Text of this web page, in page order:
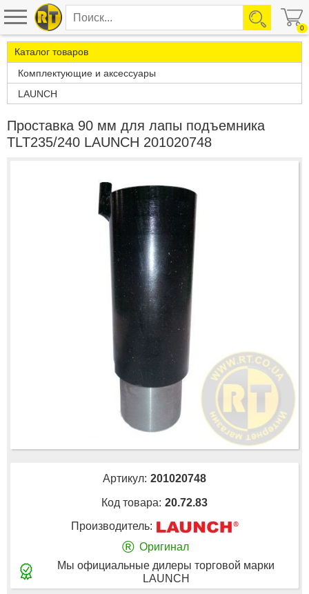
0
Каталог товаров
Комплектующие и аксессуары
LAUNCH
Проставка 90 мм для лапы подъемника
TLT235/240 LAUNCH 201020748
Артикул: 201020748
Код товара: 20.72.83
Производитель:
® Оригинал
Мы официальные дилеры торговой марки
LAUNCH